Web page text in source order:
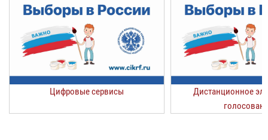
Цифровые сервисы
Дистанционное